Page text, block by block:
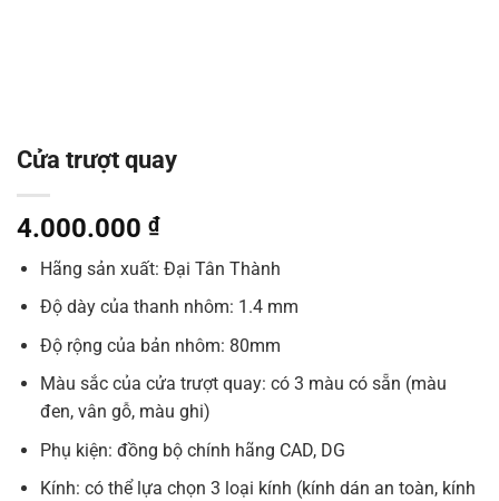
Cửa trượt quay
4.000.000 ₫
Hãng sản xuất: Đại Tân Thành
Độ dày của thanh nhôm: 1.4 mm
Độ rộng của bản nhôm: 80mm
Màu sắc của cửa trượt quay: có 3 màu có sẵn (màu
đen, vân gỗ, màu ghi)
Phụ kiện: đồng bộ chính hãng CAD, DG
Kính: có thể lựa chọn 3 loại kính (kính dán an toàn, kính